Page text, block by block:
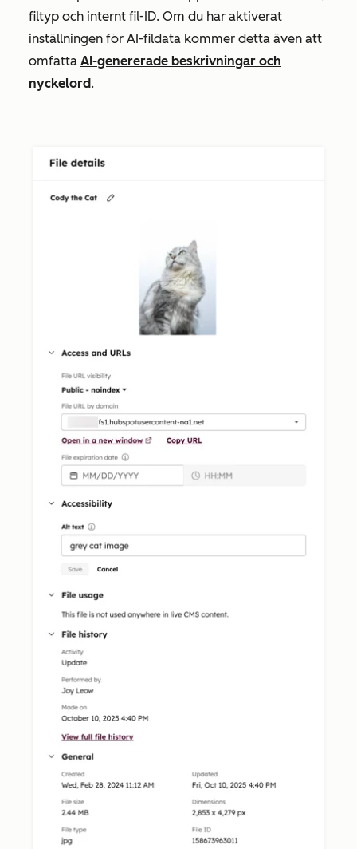
filtyp och internt fil-ID. Om du har aktiverat
inställningen för AI-fildata kommer detta även att
omfatta AI-genererade beskrivningar och
nyckelord.